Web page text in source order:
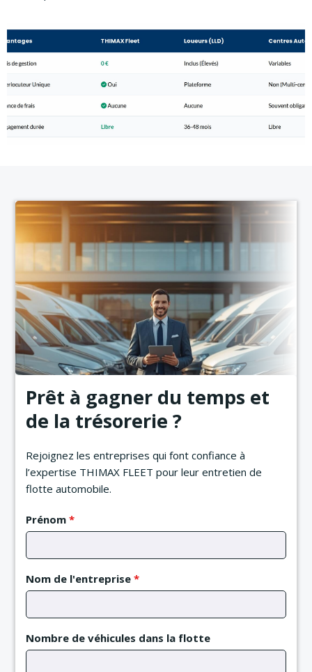
Prêt à gagner du temps et
de la trésorerie ?
Rejoignez les entreprises qui font confiance à
l’expertise THIMAX FLEET pour leur entretien de
flotte automobile.
Prénom*
Nom de l'entreprise*
Nombre de véhicules dans la flotte